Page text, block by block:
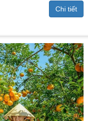
Chi tiết